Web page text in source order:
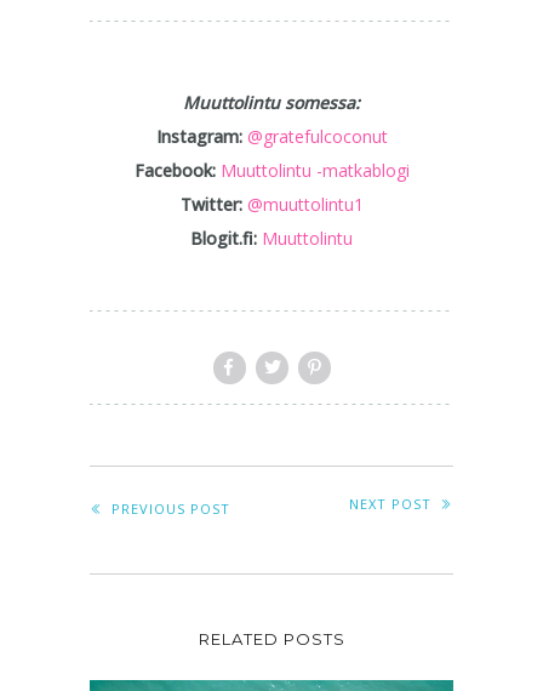
Muuttolintu somessa:
Instagram: @gratefulcoconut
Facebook: Muuttolintu -matkablogi
Twitter: @muuttolintu1
Blogit.fi: Muuttolintu
PREVIOUS POST NEXT POST
RELATED POSTS